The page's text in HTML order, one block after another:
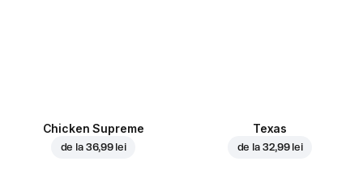
Chicken Supreme
de la 36,99 lei
Texas
de la 32,99 lei